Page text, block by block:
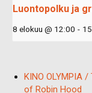
Luontopolku ja
8 elokuu @ 12:00 -
KINO OLYMPIA /
of Robin Hood